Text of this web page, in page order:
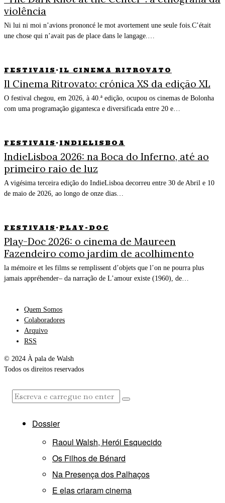
violência
Ni lui ni moi n’avions prononcé le mot avortement une seule fois.C’était
une chose qui n’avait pas de place dans le langage.…
FESTIVAIS · IL CINEMA RITROVATO
Il Cinema Ritrovato: crónica XS da edição XL
O festival chegou, em 2026, à 40.ª edição, ocupou os cinemas de Bolonha
com uma programação gigantesca e diversificada entre 20 e…
FESTIVAIS · INDIELISBOA
IndieLisboa 2026: na Boca do Inferno, até ao
primeiro raio de luz
A vigésima terceira edição do IndieLisboa decorreu entre 30 de Abril e 10
de maio de 2026, ao longo de onze dias…
FESTIVAIS · PLAY-DOC
Play-Doc 2026: o cinema de Maureen
Fazendeiro como jardim de acolhimento
la mémoire et les films se remplissent d’objets que l’on ne pourra plus
jamais appréhender– da narração de L’amour existe (1960), de…
Quem Somos
Colaboradores
Arquivo
RSS
© 2024 À pala de Walsh
Todos os direitos reservados
Dossier
Raoul Walsh, Herói Esquecido
Os Filhos de Bénard
Na Presença dos Palhaços
E elas criaram cinema